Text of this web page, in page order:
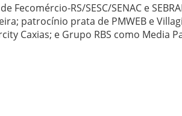
RS/SESC/SENAC e
patrocínio prata de PMWEB e
Caxias; e Grupo RBS como Media